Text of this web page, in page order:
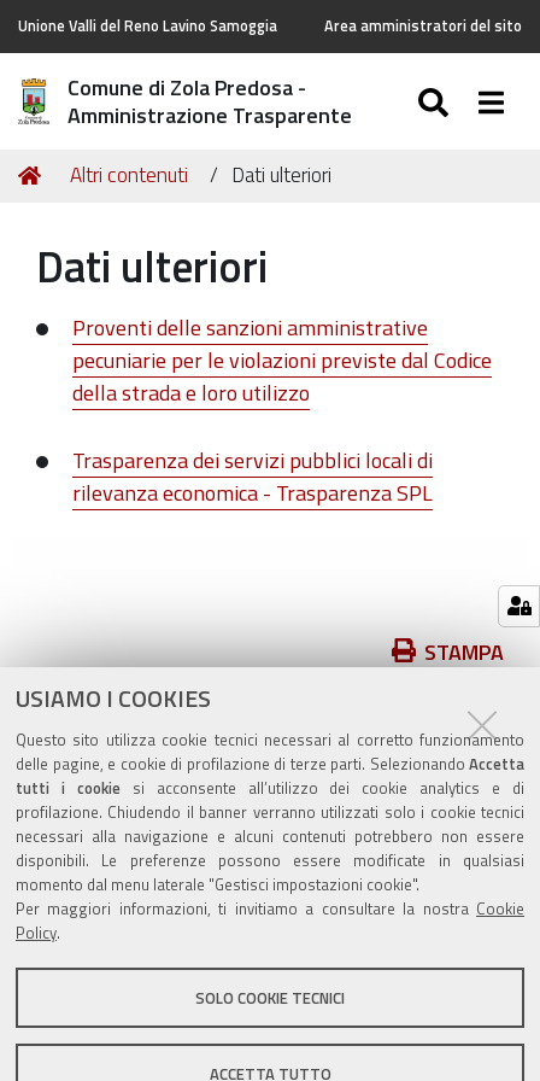
USIAMO I COOKIES
Questo sito utilizza cookie tecnici necessari al corretto funzionamento
delle pagine, e cookie di profilazione di terze parti. Selezionando Accetta
tutti i cookiesi acconsente all’utilizzo dei cookie analytics e di
profilazione. Chiudendo il banner verranno utilizzati solo i cookie tecnici
necessari alla navigazione e alcuni contenuti potrebbero non essere
disponibili. Le preferenze possono essere modificate in qualsiasi
momento dal menu laterale "Gestisci impostazioni cookie".
Per maggiori informazioni, ti invitiamo a consultare la nostra Cookie
Policy.
SOLO COOKIE TECNICI
ACCETTA TUTTO
Unione Valli del Reno Lavino Samoggia Area amministratori del sito
Comune di Zola Predosa -
Amministrazione Trasparente
Tu
Home
Altri contenuti Dati ulteriori
Dati ulteriori
Proventi delle sanzioni amministrative
pecuniarie per le violazioni previste dal Codice
della strada e loro utilizzo
Trasparenza dei servizi pubblici locali di
rilevanza economica - Trasparenza SPL
Azioni
sul
documento
STAMPA
pubblicato il02/10/2025
ultima modifica02/10/2025
Valuta questo sito
Sito istituzionale Comune di Zola Predosa